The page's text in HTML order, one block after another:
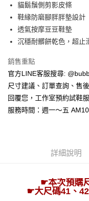
１．於結帳方式選擇「
結帳頁面，進行簡訊認證並
２．訂單成立數日內，您將收
３．收到繳費通知簡訊後14
ATM／網路銀行／等多元方式
購買商品的店家。未經商家
後付繳納相關費用。
※ 交易是否成功請以「
是否繳費成功／繳費後需取
【注意事項】
https://aftee.tw/terms/#terms3
４．使用「AFTEE先享後付
時審查核予不同之上限額度
付款後全家取貨
每筆NT$60，滿
7-11取貨付款
每筆NT$60，滿NT$1,800(
付款後7-11取貨
每筆NT$60，滿
宅配
每筆NT$100，滿
其他國家/地區配送
貓鬍鬚側剪影皮條
鞋緣防磨腳胖胖墊設計
透氣按摩豆豆鞋墊
沉穩耐髒餅乾色，超止
銷售重點
官方LINE客服搜尋:
尺寸建議、訂單查詢、售
回覆您，工作室預約試鞋
服務時間：週一～五
詳細說明
☛本次預購
☛大尺碼41、42